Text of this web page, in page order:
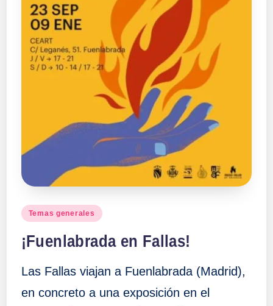
Publicado
Temas generales
¡Fuenlabrada en Fallas!
Las Fallas viajan a Fuenlabrada (Madrid),
en concreto a una exposición en el